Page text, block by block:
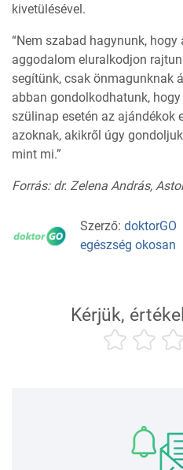
kivetülésével.
“Nem szabad hagynunk,
aggodalom eluralkodjon
segítünk, csak önmagunknak
abban gondolkodhatunk,
szülinap esetén az ajándékok
azoknak, akikről úgy
mint mi.”
Forrás: dr. Zelena András,
Szerző: doktorGO
egészség okosan
Kérjük,